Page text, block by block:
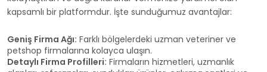
kapsamlı bir platformdur. İşte sunduğumuz avantajlar:
Geniş Firma Ağı: Farklı bölgelerdeki uzman veteriner ve
petshop firmalarına kolayca ulaşın.
Detaylı Firma Profilleri: Firmaların hizmetleri, uzmanlık